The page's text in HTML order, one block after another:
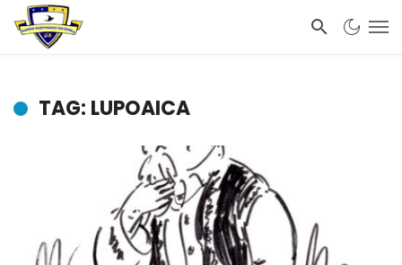
TAG: LUPOAICA